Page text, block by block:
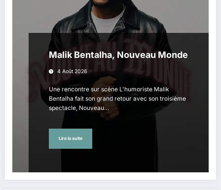
Malik Bentalha, Nouveau Monde
4 Août 2026
Une rencontre sur scène L'humoriste Malik
Bentalha fait son grand retour avec son troisième
spectacle, Nouveau…
Lire la suite